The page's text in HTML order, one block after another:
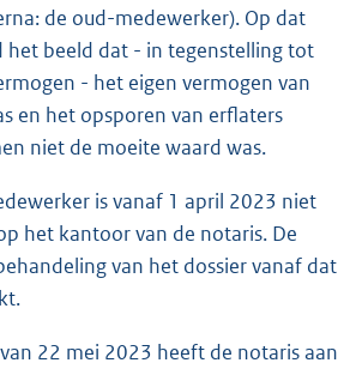
de oud-medewerker). Op dat
het beeld dat - in tegenstelling tot
- het eigen vermogen van
en het opsporen van erflaters
niet de moeite waard was.
is vanaf 1 april 2023 niet
het kantoor van de notaris. De
van het dossier vanaf dat
22 mei 2023 heeft de notaris aan